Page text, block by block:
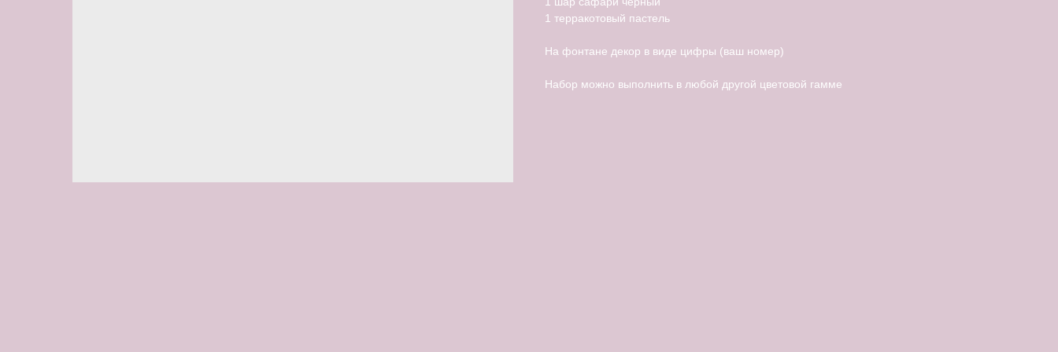
1 терракотовый пастель
На фонтане декор в виде цифры (ваш номер)
Набор можно выполнить в любой другой цветовой гамме